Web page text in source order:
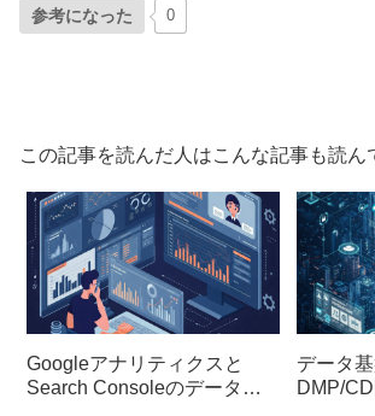
参考になった 0
この記事を読んだ人はこんな記事も読ん
Googleアナリティクスと
Search Consoleのデータ乖
データ
DMP/